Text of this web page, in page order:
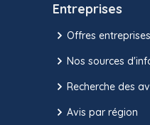
Entreprises
Offres entreprises
Nos sources
Recherche des
Avis par région